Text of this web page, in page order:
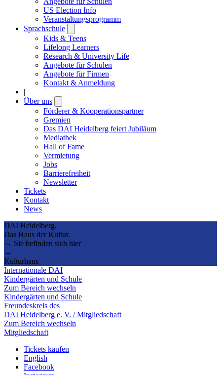
US Election Info
Veranstaltungsprogramm
Sprachschule
submenu
Kids & Teens
Lifelong Learners
Research & University Life
Angebote für Schulen
Angebote für Firmen
Kontakt & Anmeldung
|
Über uns
submenu
Förderer & Kooperationspartner
Gremien
Das DAI Heidelberg feiert Jubiläum
Mediathek
Hall of Fame
Vermietung
Jobs
Barrierefreiheit
Newsletter
Tickets
Kontakt
News
DAI Heidelberg.
Das Haus der Kultur.
→ Sie befinden sich hier
→
Kulturhaus
Internationale DAI
Kindergärten und Schule
Zum Bereich wechseln
Kindergärten und Schule
Freundeskreis des
DAI Heidelberg e. V. / Mitgliedschaft
Zum Bereich wechseln
Mitgliedschaft
Tickets kaufen
English
Facebook